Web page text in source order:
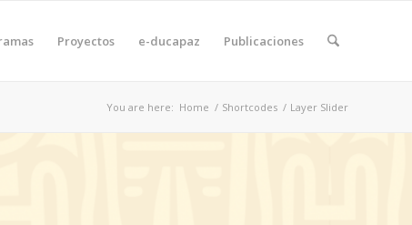
Proyectos e-ducapaz Publicaciones
You are here: Home / Shortcodes / Layer Slider